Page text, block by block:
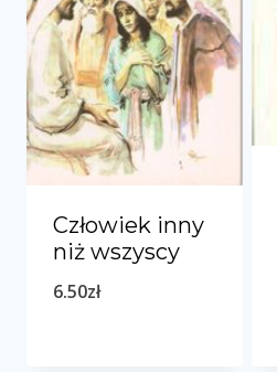
Człowiek inny
niż wszyscy
6.50zł